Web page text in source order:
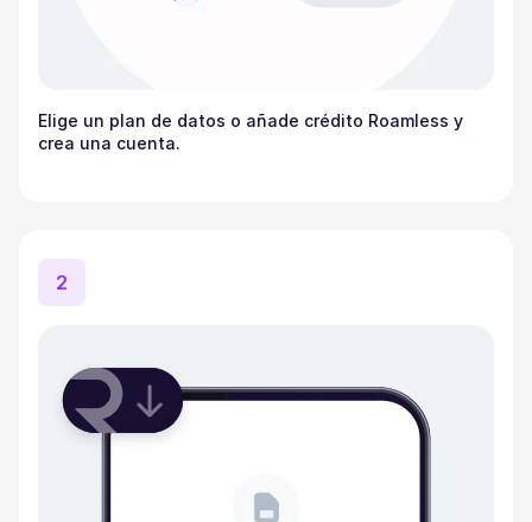
Elige un plan de datos o añade crédito Roamless y
crea una cuenta.
2